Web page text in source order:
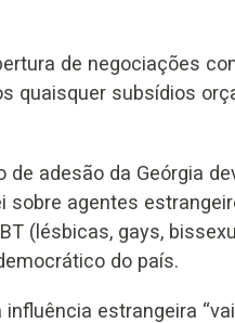
de negociações
quaisquer subsídios
de adesão da Geórgia
agentes
(lésbicas, gays,
do país.
estrangeira